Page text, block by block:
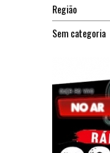
Região
Sem categoria